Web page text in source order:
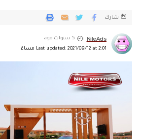
Last updated: 2021/09/12 at 2:01 مساءً
NileAds 5 سنوات ago
شارك